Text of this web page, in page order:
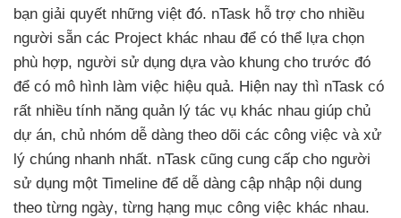
bạn giải quyết những việt đó. nTask hỗ trợ cho nhiều
người sẵn các Project khác nhau để có thể lựa chọn
phù hợp, người sử dụng dựa vào khung cho trước đó
để có mô hình làm việc hiệu quả. Hiện nay thì nTask có
rất nhiều tính năng quản lý tác vụ khác nhau giúp chủ
dự án, chủ nhóm dễ dàng theo dõi các công việc và xử
lý chúng nhanh nhất. nTask cũng cung cấp cho người
sử dụng một Timeline để dễ dàng cập nhập nội dung
theo từng ngày, từng hạng mục công việc khác nhau.